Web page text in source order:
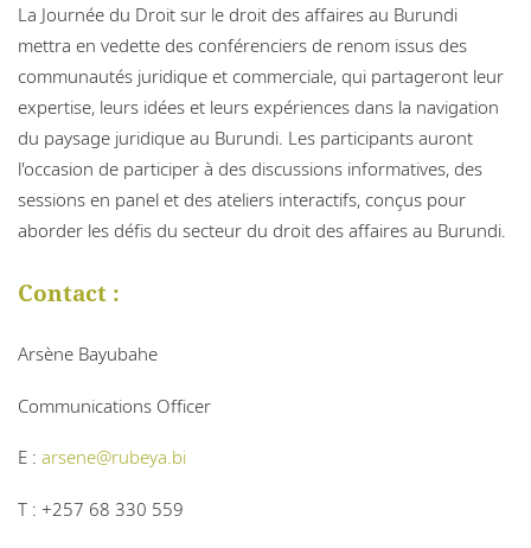
La Journée du Droit sur le droit des affaires au Burundi
mettra en vedette des conférenciers de renom issus des
communautés juridique et commerciale, qui partageront leur
expertise, leurs idées et leurs expériences dans la navigation
du paysage juridique au Burundi. Les participants auront
l'occasion de participer à des discussions informatives, des
sessions en panel et des ateliers interactifs, conçus pour
aborder les défis du secteur du droit des affaires au Burundi.
Contact :
Arsène Bayubahe
Communications Officer
E : arsene@rubeya.bi
T : +257 68 330 559